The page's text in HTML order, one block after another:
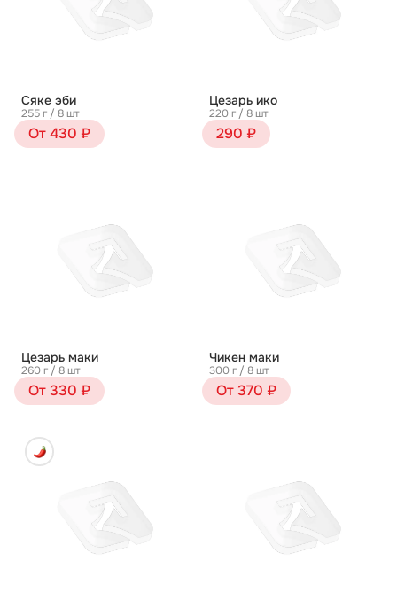
Сяке эби
255 г / 8 шт
От 430 ₽
Цезарь ико
220 г / 8 шт
290 ₽
Цезарь маки
260 г / 8 шт
От 330 ₽
Чикен маки
300 г / 8 шт
От 370 ₽